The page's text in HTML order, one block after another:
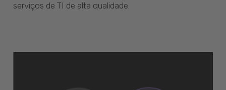
serviços de TI de alta qualidade.